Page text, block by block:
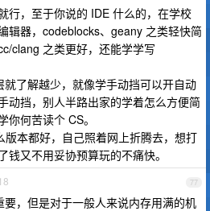
行，至于你说的 IDE 什么的，在学校
辑器，codeblocks、geany 之类轻快简
clang 之类更好，还能学学写
了解越少，就像学手动挡可以开自动
动挡，别人半路出家的学着怎么方便简
何苦读个 CS。
本都好，自己照着网上折腾去，想打
钱又不用妥协预算玩的不痛快。
77
要，但是对于一般人来说内存用满的机